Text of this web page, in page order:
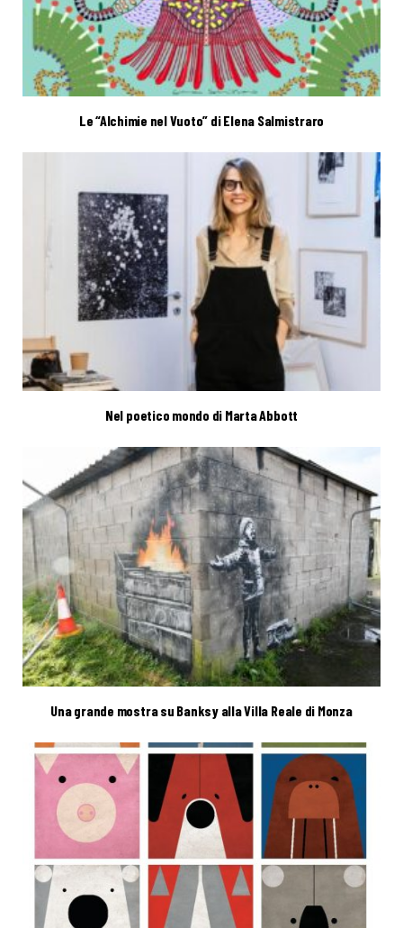
Le “Alchimie nel Vuoto” di Elena Salmistraro
Nel poetico mondo di Marta Abbott
Una grande mostra su Banksy alla Villa Reale di Monza